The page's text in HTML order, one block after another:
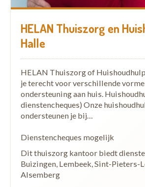
HELAN Thuiszorg en
Halle
HELAN Thuiszorg of
je terecht voor verschillende
ondersteuning aan huis.
dienstencheques) Onze
ondersteunen je bij…
Dienstencheques mogelijk
Dit thuiszorg kantoor biedt
Buizingen, Lembeek, Sint-Pieters-
Alsemberg